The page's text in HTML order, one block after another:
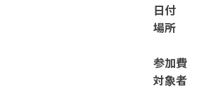
日付
場所
参加費
対象者